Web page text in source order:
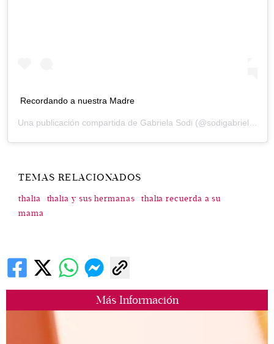
Más Información
Recordando a nuestra Madre
Una publicación compartida de Gabriela Sodi (@sodigabriela) el
TEMAS RELACIONADOS
thalia thalia y sus hermanas
thalia recuerda a su
mama